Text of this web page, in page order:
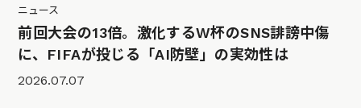
ニュース
前回大会の13倍。激化するW杯のSNS誹謗中傷
に、FIFAが投じる「AI防壁」の実効性は
2026.07.07